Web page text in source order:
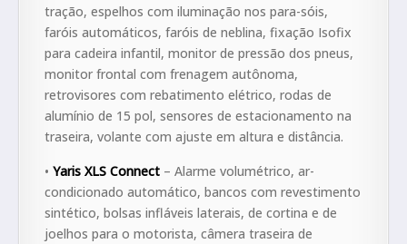
tração, espelhos com iluminação nos para-sóis,
faróis automáticos, faróis de neblina, fixação Isofix
para cadeira infantil, monitor de pressão dos pneus,
monitor frontal com frenagem autônoma,
retrovisores com rebatimento elétrico, rodas de
alumínio de 15 pol, sensores de estacionamento na
traseira, volante com ajuste em altura e distância.
• Yaris XLS Connect – Alarme volumétrico, ar-
condicionado automático, bancos com revestimento
sintético, bolsas infláveis laterais, de cortina e de
joelhos para o motorista, câmera traseira de